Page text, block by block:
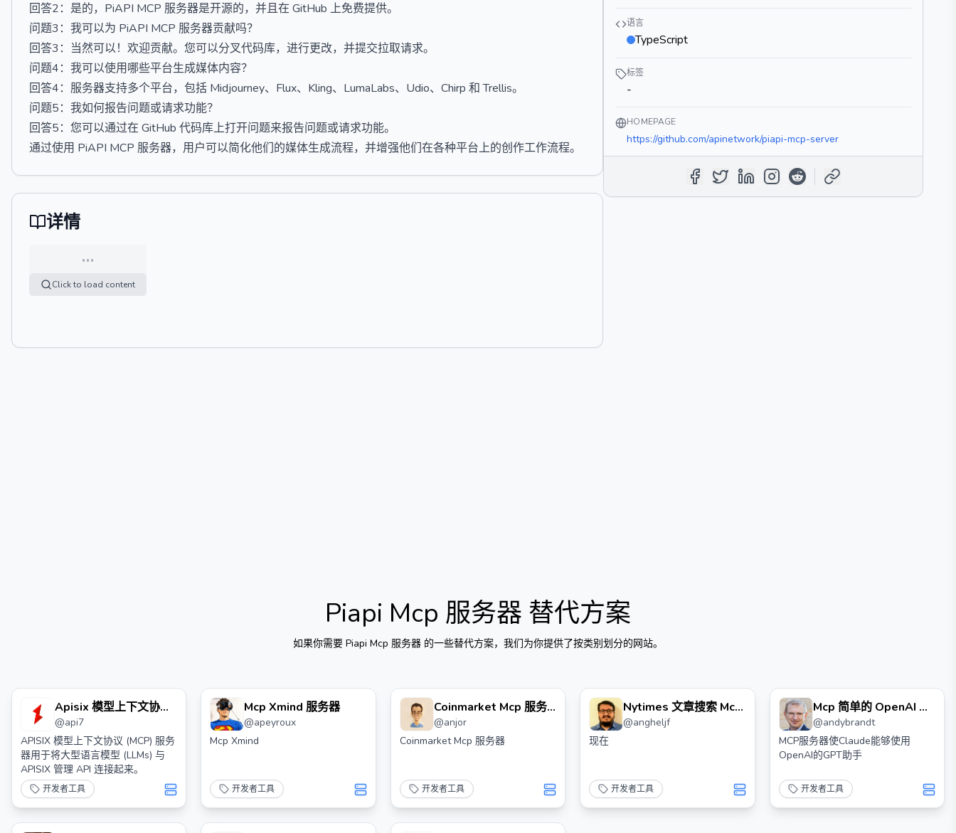
回答2：是的，PiAPI MCP 服务器是开源的，并且在 GitHub 上免费提供。
问题3：我可以为 PiAPI MCP 服务器贡献吗？
回答3：当然可以！欢迎贡献。您可以分叉代码库，进行更改，并提交拉取请求。
问题4：我可以使用哪些平台生成媒体内容？
回答4：服务器支持多个平台，包括 Midjourney、Flux、Kling、LumaLabs、Udio、Chirp 和 Trellis。
问题5：我如何报告问题或请求功能？
回答5：您可以通过在 GitHub 代码库上打开问题来报告问题或请求功能。
通过使用 PiAPI MCP 服务器，用户可以简化他们的媒体生成流程，并增强他们在各种平台上的创作工作流程。
详情
…
Click to load content
语言
TypeScript
标签
-
HOMEPAGE
https://github.com/apinetwork/piapi-mcp-server
Piapi Mcp 服务器 替代方案
如果你需要 Piapi Mcp 服务器 的一些替代方案，我们为你提供了按类别划分的网站。
Apisix 模型上下文协议
(mcp) 服务器
@api7
APISIX 模型上下文协议 (MCP) 服务
器用于将大型语言模型 (LLMs) 与
APISIX 管理 API 连接起来。
开发者工具
Mcp Xmind 服务器
@apeyroux
Mcp Xmind
开发者工具
Coinmarket Mcp 服务
器
@anjor
Coinmarket Mcp 服务器
开发者工具
Nytimes 文章搜索 Mcp
服务器
@angheljf
现在
开发者工具
Mcp 简单的 OpenAI 助
手
@andybrandt
MCP服务器使Claude能够使用
OpenAI的GPT助手
开发者工具